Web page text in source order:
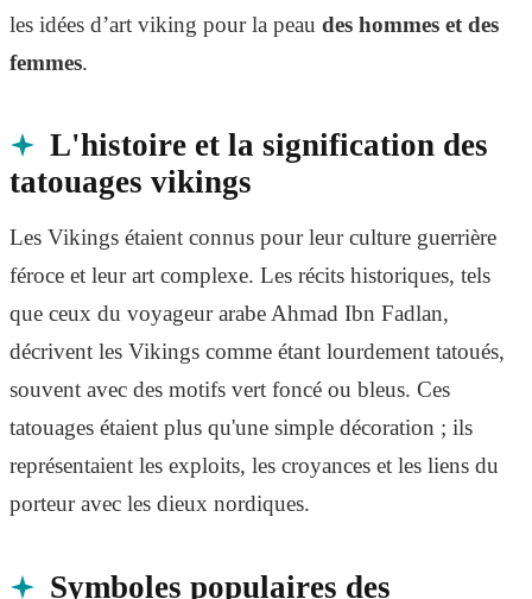
les idées d’art viking pour la peau des hommes et des
femmes.
L'histoire et la signification des
tatouages vikings
Les Vikings étaient connus pour leur culture guerrière
féroce et leur art complexe. Les récits historiques, tels
que ceux du voyageur arabe Ahmad Ibn Fadlan,
décrivent les Vikings comme étant lourdement tatoués,
souvent avec des motifs vert foncé ou bleus. Ces
tatouages étaient plus qu'une simple décoration ; ils
représentaient les exploits, les croyances et les liens du
porteur avec les dieux nordiques.
Symboles populaires des